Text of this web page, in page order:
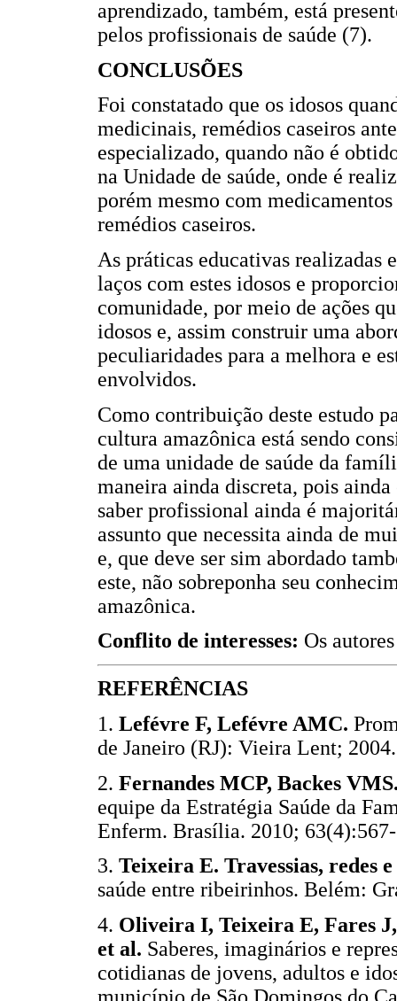
aprendizado, também, está
pelos profissionais de saúde (7).
CONCLUSÕES
Foi constatado que os idosos
medicinais, remédios caseiros
especializado, quando não é
na Unidade de saúde, onde é
porém mesmo com
remédios caseiros.
As práticas educativas realizadas
laços com estes idosos e
comunidade, por meio de ações
idosos e, assim construir uma
peculiaridades para a melhora e
envolvidos.
Como contribuição deste estudo
cultura amazônica está sendo
de uma unidade de saúde da
maneira ainda discreta, pois
saber profissional ainda é
assunto que necessita ainda de
e, que deve ser sim abordado
este, não sobreponha seu
amazônica.
Conflito de interesses: Os
REFERÊNCIAS
1. Lefévre F, Lefévre AMC.
de Janeiro (RJ): Vieira Lent;
2. Fernandes MCP, Backes
equipe da Estratégia Saúde da
Enferm. Brasília. 2010;
3. Teixeira E. Travessias, redes
saúde entre ribeirinhos.
4. Oliveira I, Teixeira E, Fares
et al. Saberes, imaginários e
cotidianas de jovens, adultos e